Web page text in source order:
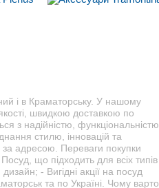
і в Краматорську. У нашому
швидкою доставкою по
з надійністю, функціональністю
стилю, інновацій та
адресою. Переваги покупки
що підходить для всіх типів
- Вигідні акції на посуд
та по Україні. Чому варто